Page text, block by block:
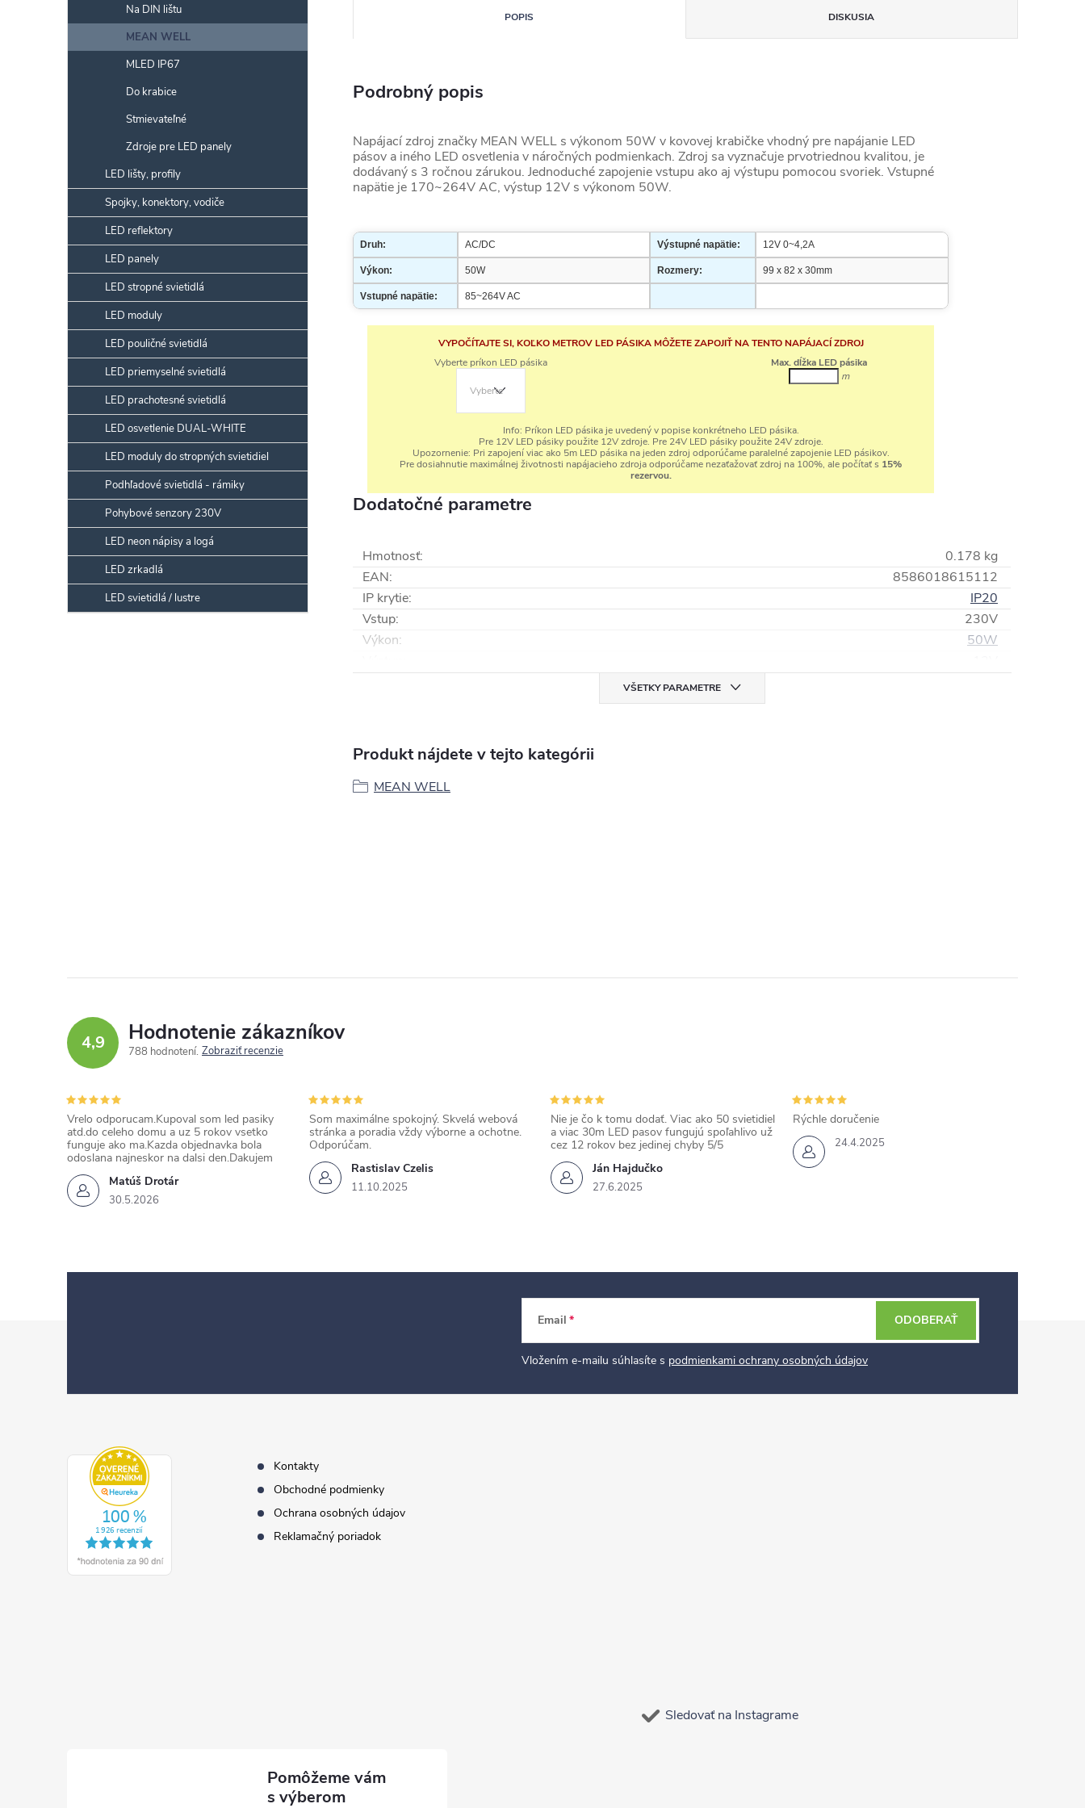
Na DIN lištu
MEAN WELL
MLED IP67
Do krabice
Stmievateľné
Zdroje pre LED panely
LED lišty, profily
Spojky, konektory, vodiče
LED reflektory
LED panely
LED stropné svietidlá
LED moduly
LED pouličné svietidlá
LED priemyselné svietidlá
LED prachotesné svietidlá
LED osvetlenie DUAL-WHITE
LED moduly do stropných svietidiel
Podhľadové svietidlá - rámiky
Pohybové senzory 230V
LED neon nápisy a logá
LED zrkadlá
LED svietidlá / lustre
POPIS DISKUSIA
Podrobný popis
Napájací zdroj značky MEAN WELL s výkonom 50W v kovovej krabičke vhodný pre napájanie LED
pásov a iného LED osvetlenia v náročných podmienkach. Zdroj sa vyznačuje prvotriednou kvalitou, je
dodávaný s 3 ročnou zárukou. Jednoduché zapojenie vstupu ako aj výstupu pomocou svoriek. Vstupné
napätie je 170~264V AC, výstup 12V s výkonom 50W.
Druh: AC/DC Výstupné napätie: 12V 0~4,2A
Výkon: 50W Rozmery: 99 x 82 x 30mm
Vstupné napätie: 85~264V AC
VYPOČÍTAJTE SI, KOĽKO METROV LED PÁSIKA MÔŽETE ZAPOJIŤ NA TENTO NAPÁJACÍ ZDROJ
Vyberte príkon LED pásika
Max. dĺžka LED pásika
m
Info: Príkon LED pásika je uvedený v popise konkrétneho LED pásika.
Pre 12V LED pásiky použite 12V zdroje. Pre 24V LED pásiky použite 24V zdroje.
Upozornenie: Pri zapojení viac ako 5m LED pásika na jeden zdroj odporúčame paralelné zapojenie LED pásikov.
Pre dosiahnutie maximálnej životnosti napájacieho zdroja odporúčame nezaťažovať zdroj na 100%, ale počítať s 15%
rezervou.
Dodatočné parametre
Hmotnosť:
0.178 kg
EAN:
8586018615112
IP krytie:
IP20
Vstup:
230V
Výkon:
50W
VŠETKY PARAMETRE
Produkt nájdete v tejto kategórii
MEAN WELL
4,9 Hodnotenie zákazníkov
788 hodnotení Zobraziť recenzie
Matúš Drotár
30.5.2026
Vrelo odporucam.Kupoval som led pasiky
atd.do celeho domu a uz 5 rokov vsetko
funguje ako ma.Kazda objednavka bola
odoslana najneskor na dalsi den.Dakujem
Rastislav Czelis
11.10.2025
Som maximálne spokojný. Skvelá webová
stránka a poradia vždy výborne a ochotne.
Odporúčam.
Ján Hajdučko
27.6.2025
Nie je čo k tomu dodať. Viac ako 50 svietidiel
a viac 30m LED pasov fungujú spoľahlivo už
cez 12 rokov bez jedinej chyby 5/5
24.4.2025
Rýchle doručenie
Email
Vložením e-mailu súhlasíte s podmienkami ochrany osobných údajov
ODOBERAŤ
Kontakty
Obchodné podmienky
Ochrana osobných údajov
Reklamačný poriadok
Sledovať na Instagrame